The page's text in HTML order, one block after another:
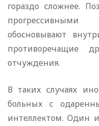
гораздо сложнее.
обосновывают
противоречащие
отчуждения.
В таких случаях
больных с
интеллектом. Один